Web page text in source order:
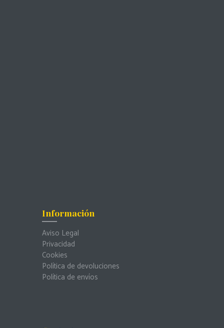
Información
Aviso Legal
Privacidad
Cookies
Política de devoluciones
Política de envíos